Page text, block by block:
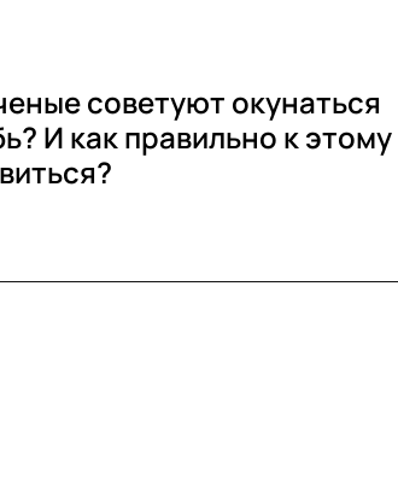
советуют окунаться
И как правильно к этому